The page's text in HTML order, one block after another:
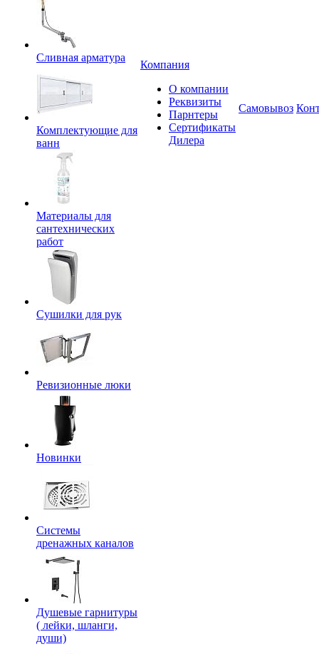
Сливная арматура
Комплектующие для
ванн
Материалы для
сантехнических
работ
Сушилки для рук
Ревизионные люки
Новинки
Системы
дренажных каналов
Душевые гарнитуры
( лейки, шланги,
души)
Компания
О компании
Реквизиты
Парнтеры
Сертификаты
Дилера
Самовывоз